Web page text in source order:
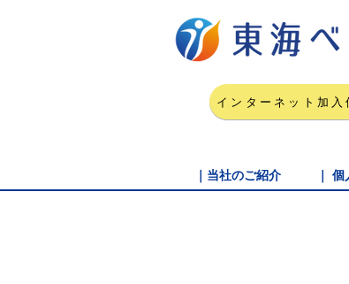
インターネット加
｜当社のご紹介 ｜